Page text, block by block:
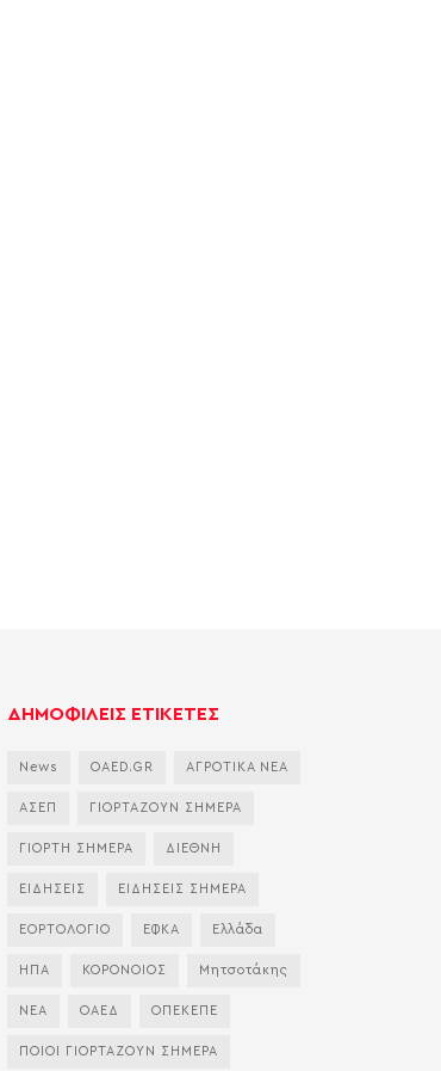
ΔΗΜΟΦΙΛΕΙΣ ΕΤΙΚΕΤΕΣ
News OAED.GR ΑΓΡΟΤΙΚΑ ΝΕΑ
ΑΣΕΠ ΓΙΟΡΤΑΖΟΥΝ ΣΗΜΕΡΑ
ΓΙΟΡΤΗ ΣΗΜΕΡΑ ΔΙΕΘΝΗ
ΕΙΔΗΣΕΙΣ ΕΙΔΗΣΕΙΣ ΣΗΜΕΡΑ
ΕΟΡΤΟΛΟΓΙΟ ΕΦΚΑ Ελλάδα
ΗΠΑ ΚΟΡΟΝΟΙΟΣ Μητσοτάκης
ΝΕΑ ΟΑΕΔ ΟΠΕΚΕΠΕ
ΠΟΙΟΙ ΓΙΟΡΤΑΖΟΥΝ ΣΗΜΕΡΑ